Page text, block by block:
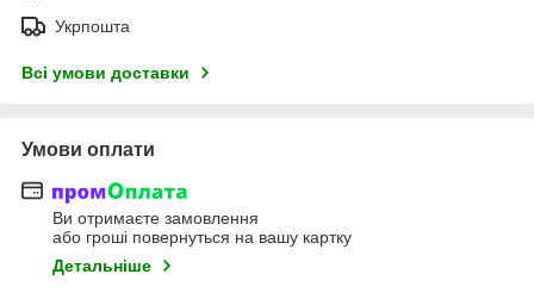
Укрпошта
Всі умови доставки
Умови оплати
Ви отримаєте замовлення
або гроші повернуться на вашу картку
Детальніше